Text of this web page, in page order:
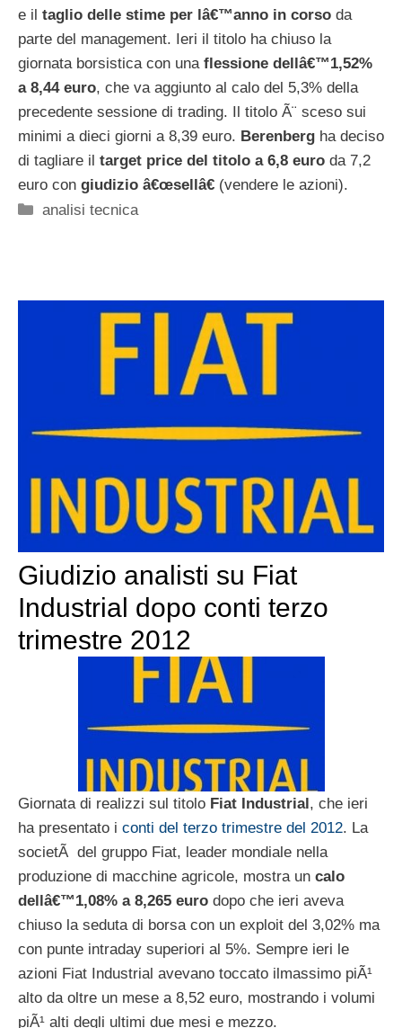
e il taglio delle stime per lâ€™anno in corso da
parte del management. Ieri il titolo ha chiuso la
giornata borsistica con una flessione dellâ€™1,52%
a 8,44 euro, che va aggiunto al calo del 5,3% della
precedente sessione di trading. Il titolo Ã¨ sceso sui
minimi a dieci giorni a 8,39 euro. Berenberg ha deciso
di tagliare il target price del titolo a 6,8 euro da 7,2
euro con giudizio â€œsellâ€ (vendere le azioni).
Categorie
analisi tecnica
Giudizio analisti su Fiat
Industrial dopo conti terzo
trimestre 2012
Giornata di realizzi sul titolo Fiat Industrial, che ieri
ha presentato i conti del terzo trimestre del 2012. La
societÃ del gruppo Fiat, leader mondiale nella
produzione di macchine agricole, mostra un calo
dellâ€™1,08% a 8,265 euro dopo che ieri aveva
chiuso la seduta di borsa con un exploit del 3,02% ma
con punte intraday superiori al 5%. Sempre ieri le
azioni Fiat Industrial avevano toccato ilmassimo piÃ¹
alto da oltre un mese a 8,52 euro, mostrando i volumi
piÃ¹ alti degli ultimi due mesi e mezzo.